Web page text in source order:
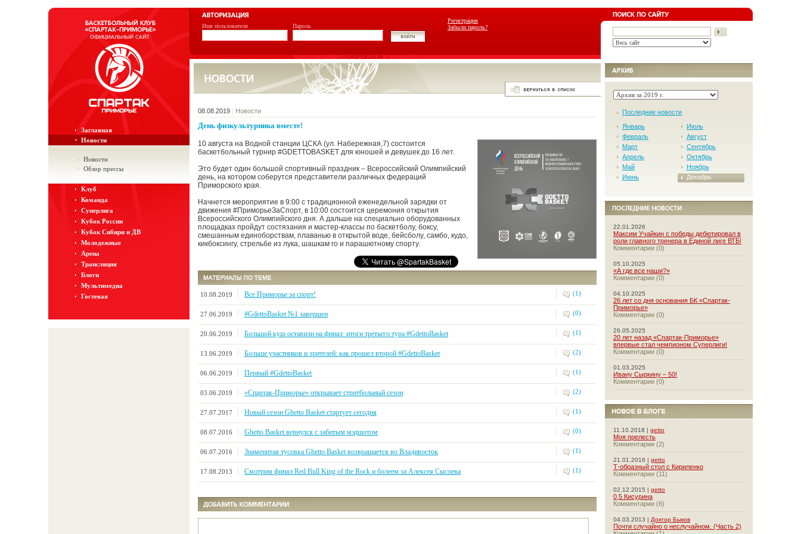
Регистрация
Забыли пароль?
Имя пользователя Пароль
Заглавная
Новости
Новости
Обзор прессы
Клуб
Команда
Суперлига
Кубок России
Кубок Сибири и ДВ
Молодежные
Арена
Трансляция
Блоги
Мультимедиа
Гостевая
08.08.2019 | Новости
День физкультурника вместе!
10 августа на Водной станции ЦСКА (ул. Набережная,7) состоится
баскетбольный турнир #GDETTOBASKET для юношей и девушек до 16 лет.
Это будет один большой спортивный праздник – Всероссийский Олимпийский
день, на котором соберутся представители различных федераций
Приморского края.
Начнется мероприятие в 9:00 с традиционной еженедельной зарядки от
движения #ПриморьеЗаСпорт, в 10:00 состоится церемония открытия
Всероссийского Олимпийского дня. А дальше на специально оборудованных
площадках пройдут состязания и мастер-классы по баскетболу, боксу,
смешанным единоборствам, плаванью в открытой воде, бейсболу, самбо, кудо,
кикбоксингу, стрельбе из лука, шашкам го и парашютному спорту.
10.08.2019 Все Приморье за спорт! (1)
27.06.2019 #GdettoBasket №1 завершен (0)
20.06.2019 Большой куш оставили на финал: итоги третьего тура #GdettoBasket (1)
13.06.2019 Больше участников и зрителей: как прошел второй #GdettoBasket (2)
06.06.2019 Первый #GdettoBasket (1)
03.06.2019 «Спартак-Приморье» открывает стритбольный сезон (2)
27.07.2017 Новый сезон Ghetto Basket стартует сегодня (1)
08.07.2016 Ghetto Basket вернулся с забитым мэдшотом (0)
06.07.2016 Знаменитая тусовка Ghetto Basket возвращается во Владивосток (1)
17.08.2013 Смотрим финал Red Bull King of the Rock и болеем за Алексея Сысоева (1)
Последние новости
Январь
Февраль
Март
Апрель
Май
Июнь
Июль
Август
Сентябрь
Октябрь
Ноябрь
Декабрь
22.01.2026
Максим Учайкин с победы дебютировал в
роли главного тренера в Единой лиге ВТБ!
Комментарии (0)
05.10.2025
«А где все наши?»
Комментарии (0)
04.10.2025
26 лет со дня основания БК «Спартак-
Приморье»
Комментарии (0)
26.05.2025
20 лет назад «Спартак-Приморье»
впервые стал чемпионом Суперлиги!
Комментарии (0)
01.03.2025
Ивану Сыркину – 50!
Комментарии (0)
11.10.2018 | getto
Моя прелесть
Комментарии (2)
21.01.2016 | getto
Т-образный стол с Кириленко
Комментарии (11)
02.12.2015 | getto
0,5 Кисурина
Комментарии (6)
04.03.2013 | Доктор Быков
Почти случайно о неслучайном. (Часть 2)